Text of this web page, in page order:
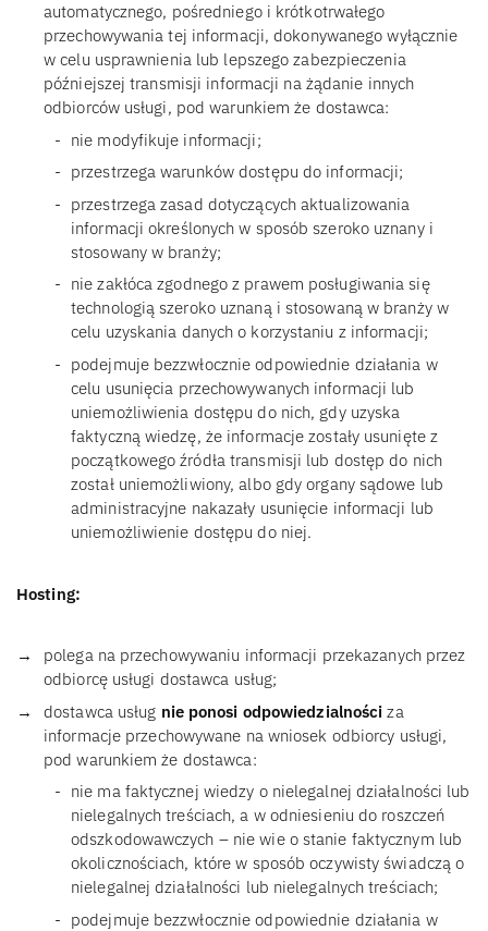
automatycznego, pośredniego i krótkotrwałego
przechowywania tej informacji, dokonywanego wyłącznie
w celu usprawnienia lub lepszego zabezpieczenia
późniejszej transmisji informacji na żądanie innych
odbiorców usługi, pod warunkiem że dostawca:
nie modyfikuje informacji;
przestrzega warunków dostępu do informacji;
przestrzega zasad dotyczących aktualizowania
informacji określonych w sposób szeroko uznany i
stosowany w branży;
nie zakłóca zgodnego z prawem posługiwania się
technologią szeroko uznaną i stosowaną w branży w
celu uzyskania danych o korzystaniu z informacji;
podejmuje bezzwłocznie odpowiednie działania w
celu usunięcia przechowywanych informacji lub
uniemożliwienia dostępu do nich, gdy uzyska
faktyczną wiedzę, że informacje zostały usunięte z
początkowego źródła transmisji lub dostęp do nich
został uniemożliwiony, albo gdy organy sądowe lub
administracyjne nakazały usunięcie informacji lub
uniemożliwienie dostępu do niej.
Hosting:
polega na przechowywaniu informacji przekazanych przez
odbiorcę usługi dostawca usług;
dostawca usług nie ponosi odpowiedzialności za
informacje przechowywane na wniosek odbiorcy usługi,
pod warunkiem że dostawca:
nie ma faktycznej wiedzy o nielegalnej działalności lub
nielegalnych treściach, a w odniesieniu do roszczeń
odszkodowawczych – nie wie o stanie faktycznym lub
okolicznościach, które w sposób oczywisty świadczą o
nielegalnej działalności lub nielegalnych treściach;
podejmuje bezzwłocznie odpowiednie działania w